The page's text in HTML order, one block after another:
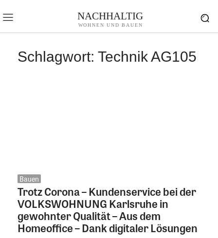
NACHHALTIG
WOHNEN UND BAUEN
Schlagwort: Technik AG105
Bauen
Trotz Corona – Kundenservice bei der
VOLKSWOHNUNG Karlsruhe in
gewohnter Qualität – Aus dem
Homeoffice – Dank digitaler Lösungen